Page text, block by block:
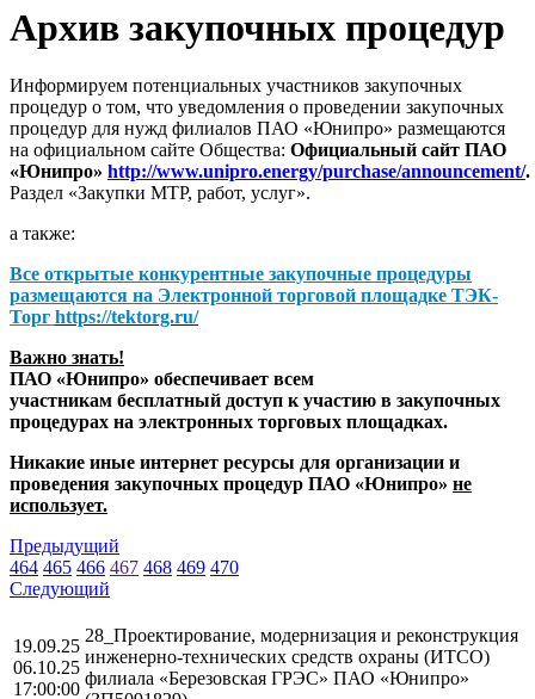
Архив закупочных процедур
Информируем потенциальных участников закупочных
процедур о том, что уведомления о проведении закупочных
процедур для нужд филиалов ПАО «Юнипро» размещаются
на официальном сайте Общества: Официальный сайт ПАО
«Юнипро» http://www.unipro.energy/purchase/announcement/.
Раздел «Закупки МТР, работ, услуг».
а также:
Все открытые конкурентные закупочные процедуры
размещаются на Электронной торговой площадке ТЭК-
Торг https://tektorg.ru/
Важно знать!
ПАО «Юнипро» обеспечивает всем
участникам бесплатный доступ к участию в закупочных
процедурах на электронных торговых площадках.
Никакие иные интернет ресурсы для организации и
проведения закупочных процедур ПАО «Юнипро» не
использует.
Предыдущий
464 465 466 467 468 469 470
Следующий
19.09.25
06.10.25
17:00:00
28_Проектирование, модернизация и реконструкция
инженерно-технических средств охраны (ИТСО)
филиала «Березовская ГРЭС» ПАО «Юнипро»